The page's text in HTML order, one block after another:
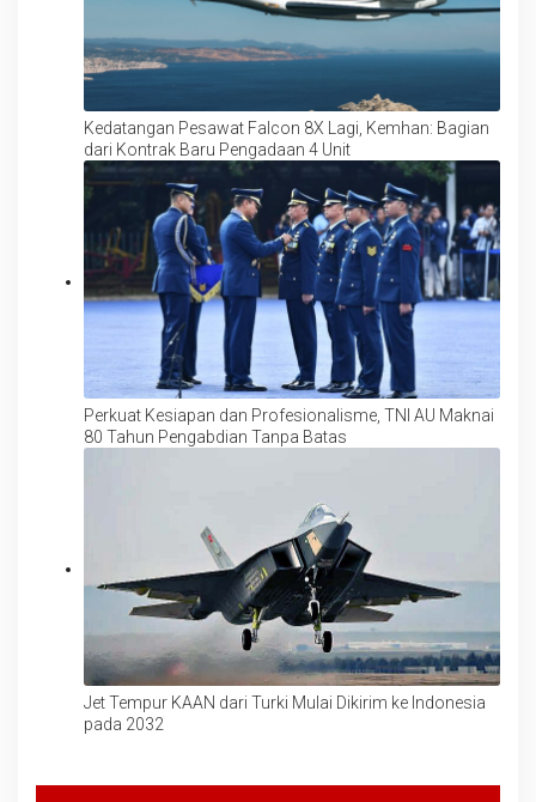
Kedatangan Pesawat Falcon 8X Lagi, Kemhan: Bagian
dari Kontrak Baru Pengadaan 4 Unit
Perkuat Kesiapan dan Profesionalisme, TNI AU Maknai
80 Tahun Pengabdian Tanpa Batas
Jet Tempur KAAN dari Turki Mulai Dikirim ke Indonesia
pada 2032